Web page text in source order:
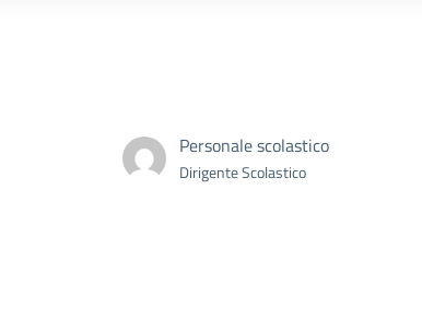
Personale scolastico
Dirigente Scolastico